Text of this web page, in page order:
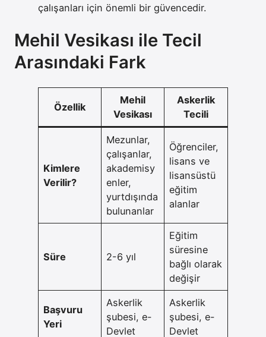
çalışanları için önemli bir güvencedir.
Mehil Vesikası ile Tecil
Arasındaki Fark
Özellik
Mehil
Vesikası
Askerlik
Tecili
Kimlere
Verilir?
Mezunlar,
çalışanlar,
akademisy
enler,
yurtdışında
bulunanlar
Öğrenciler,
lisans ve
lisansüstü
eğitim
alanlar
Süre 2-6 yıl
Eğitim
süresine
bağlı olarak
değişir
Başvuru
Yeri
Askerlik
şubesi, e-
Devlet
Askerlik
şubesi, e-
Devlet